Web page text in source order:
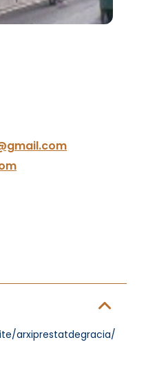
arxiprestatdegracia/